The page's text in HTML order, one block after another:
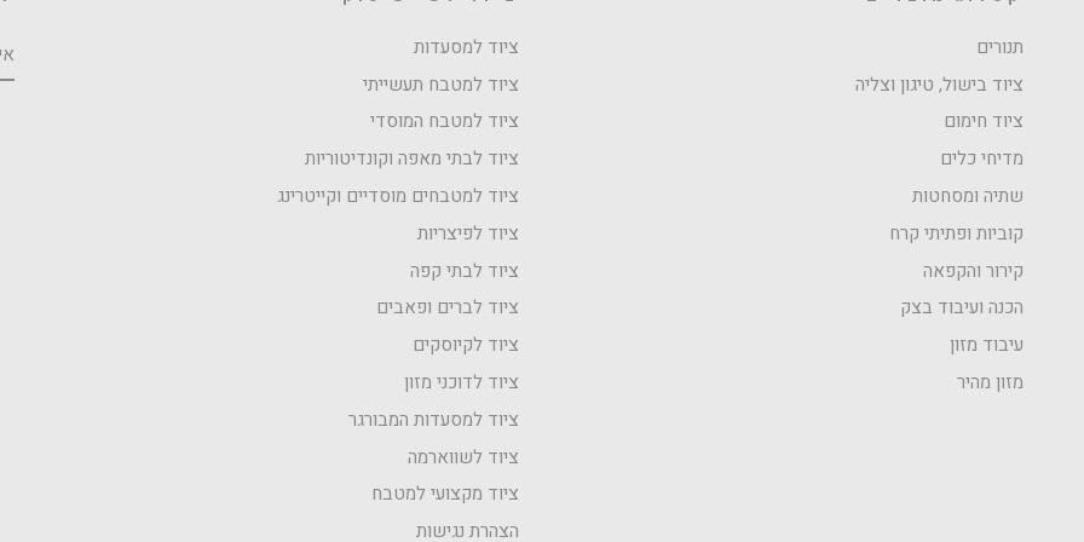
תנורים
ציוד בישול, טיגון וצליה
ציוד חימום
מדיחי כלים
שתיה ומסחטות
קוביות ופתיתי קרח
קירור והקפאה
הכנה ועיבוד בצק
עיבוד מזון
מזון מהיר
ציוד למסעדות
ציוד למטבח תעשייתי
ציוד למטבח המוסדי
ציוד לבתי מאפה וקונדיטוריות
ציוד למטבחים מוסדיים וקייטרינג
ציוד לפיצריות
ציוד לבתי קפה
ציוד לברים ופאבים
ציוד לקיוסקים
ציוד לדוכני מזון
ציוד למסעדות המבורגר
ציוד לשווארמה
ציוד מקצועי למטבח
הצהרת נגישות